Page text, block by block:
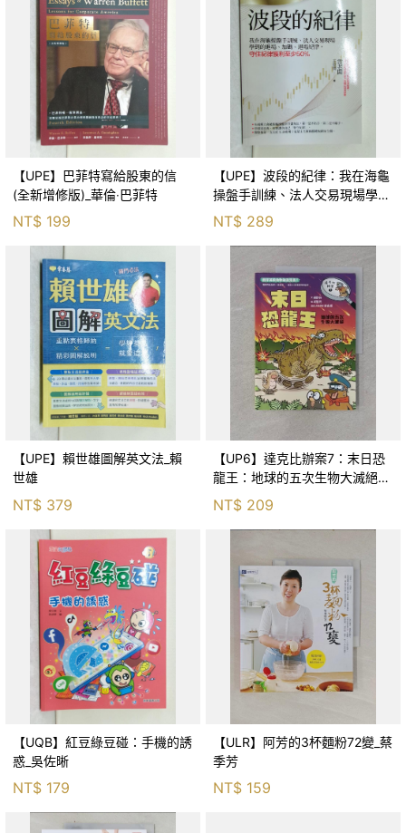
【UPE】巴菲特寫給股東的信
(全新增修版)_華倫‧巴菲特
NT$ 199
【UPE】波段的紀律：我在海龜
操盤手訓練、法人交易現場學到
的進場、加碼、退場紀律，守住
紀律獲利至少50％_雷老闆
NT$ 289
【UPE】賴世雄圖解英文法_賴
世雄
NT$ 379
【UP6】達克比辦案7：末日恐
龍王：地球的五次生物大滅絕_
胡妙芬
NT$ 209
【UQB】紅豆綠豆碰：手機的誘
惑_吳佐晰
NT$ 179
【ULR】阿芳的3杯麵粉72變_蔡
季芳
NT$ 159